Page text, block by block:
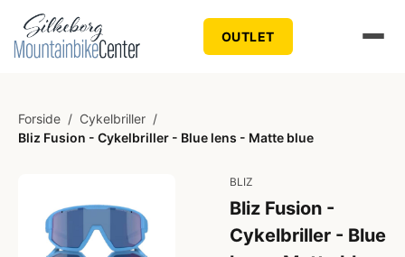
OUTLET
Forside / Cykelbriller /
Bliz Fusion - Cykelbriller - Blue lens - Matte blue
BLIZ
Bliz Fusion -
Cykelbriller - Blue